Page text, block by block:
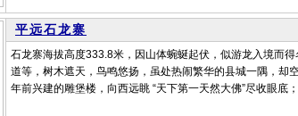
平远石龙寨
石龙寨海拔高度333.8米，因山体蜿蜒起伏，似游龙入境而
道等，树木遮天，鸟鸣悠扬，虽处热闹繁华的县城一隅，却
年前兴建的雕堡楼，向西远眺 “天下第一天然大佛”尽收眼底